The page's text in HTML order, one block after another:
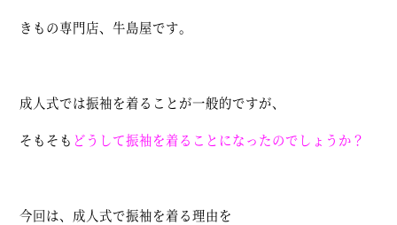
きもの専門店、牛島屋です。
成人式では振袖を着ることが一般的ですが、
そもそも どうして振袖を着ることになったのでしょうか？
今回は、成人式で振袖を着る理由を